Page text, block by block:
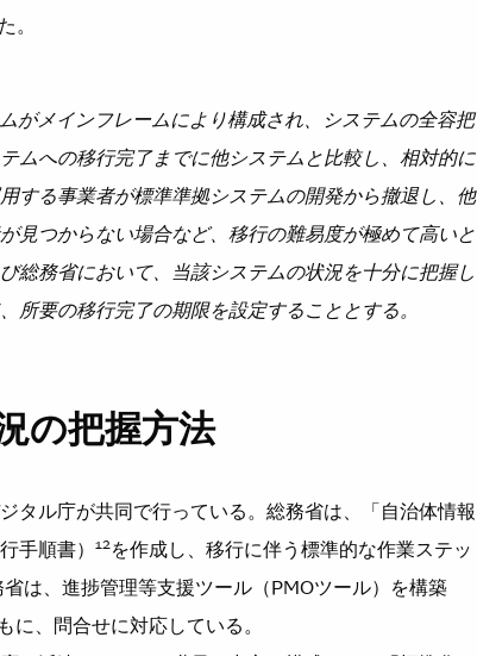
。
メインフレームにより構成され、システムの全容把
ムへの移行完了までに他システムと比較し、相対的に
する事業者が標準準拠システムの開発から撤退し、他
見つからない場合など、移行の難易度が極めて高いと
総務省において、当該システムの状況を十分に把握し
所要の移行完了の期限を設定することとする。
の把握方法
タル庁が共同で行っている。総務省は、「自治体情報
手順書）
12 を作成し、移行に伴う標準的な作業ステッ
は、進捗管理等支援ツール（PMOツール）を構築
に、問合せに対応している。